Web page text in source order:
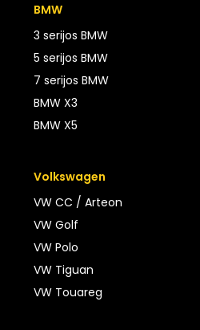
BMW
3 serijos BMW
5 serijos BMW
7 serijos BMW
BMW X3
BMW X5
Volkswagen
VW CC / Arteon
VW Golf
VW Polo
VW Tiguan
VW Touareg